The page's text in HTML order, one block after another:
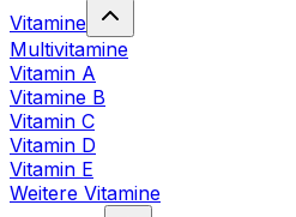
Vitamine
Multivitamine
Vitamin A
Vitamine B
Vitamin C
Vitamin D
Vitamin E
Weitere Vitamine